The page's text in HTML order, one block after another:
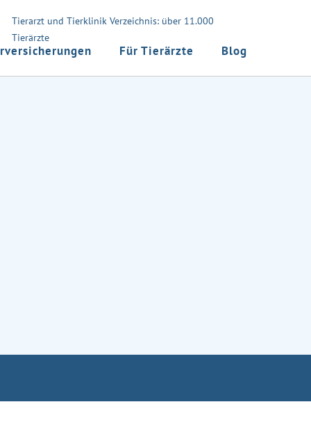
Tierarzt und Tierklinik Verzeichnis: über 11.000
Tierärzte
Für Tierärzte Blog